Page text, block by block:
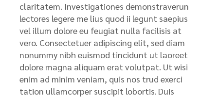
claritatem. Investigationes demonstraverun
lectores legere me lius quod ii legunt saepius
vel illum dolore eu feugiat nulla facilisis at
vero. Consectetuer adipiscing elit, sed diam
nonummy nibh euismod tincidunt ut laoreet
dolore magna aliquam erat volutpat. Ut wisi
enim ad minim veniam, quis nos trud exerci
tation ullamcorper suscipit lobortis. Duis